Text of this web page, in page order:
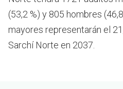
(53,2 %) y 805 hombres
mayores representarán el
Sarchí Norte en 2037.